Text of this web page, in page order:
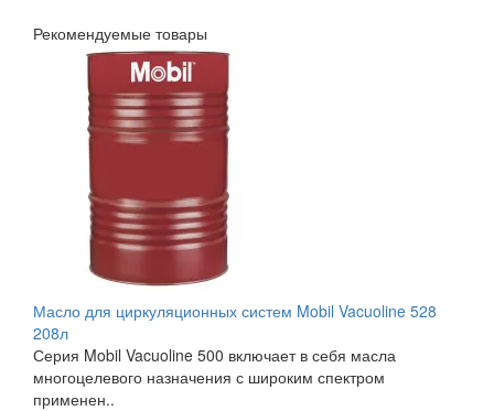
Рекомендуемые товары
Масло для циркуляционных систем Mobil Vacuoline 528
208л
Серия Mobil Vacuoline 500 включает в себя масла
многоцелевого назначения с широким спектром
применен..